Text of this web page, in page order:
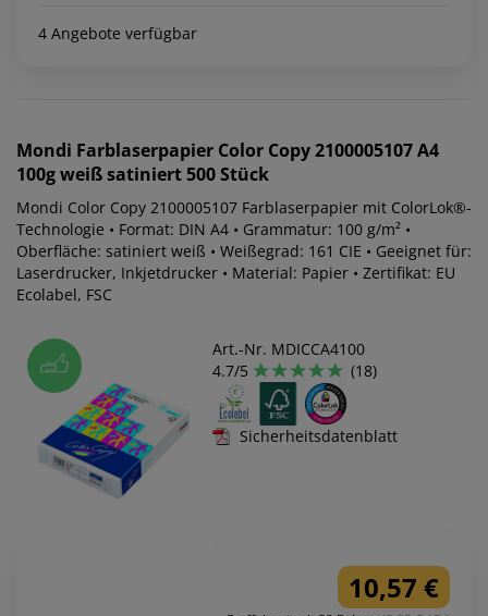
4 Angebote verfügbar
Mondi Farblaserpapier Color Copy 2100005107 A4
100g weiß satiniert 500 Stück
Mondi Color Copy 2100005107 Farblaserpapier mit ColorLok®-
Technologie • Format: DIN A4 • Grammatur: 100 g/m² •
Oberfläche: satiniert weiß • Weißegrad: 161 CIE • Geeignet für:
Laserdrucker, Inkjetdrucker • Material: Papier • Zertifikat: EU
Ecolabel, FSC
Art.-Nr. MDICCA4100
4.7/5
(18)
Sicherheitsdatenblatt
10,57 €